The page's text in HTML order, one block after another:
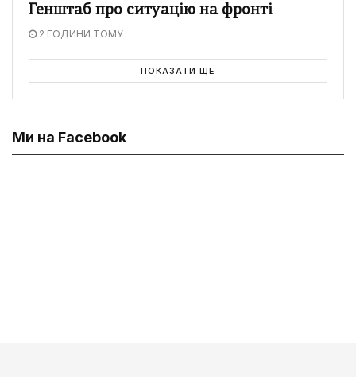
Генштаб про ситуацію на фронті
2 ГОДИНИ ТОМУ
ПОКАЗАТИ ЩЕ
Ми на Facebook